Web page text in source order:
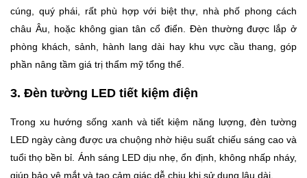
cúng, quý phái, rất phù hợp với biệt thự, nhà phố phong cách
châu Âu, hoặc không gian tân cổ điển. Đèn thường được lắp ở
phòng khách, sảnh, hành lang dài hay khu vực cầu thang, góp
phần nâng tầm giá trị thẩm mỹ tổng thể.
3. Đèn tường LED tiết kiệm điện
Trong xu hướng sống xanh và tiết kiệm năng lượng, đèn tường
LED ngày càng được ưa chuộng nhờ hiệu suất chiếu sáng cao và
tuổi thọ bền bỉ. Ánh sáng LED dịu nhẹ, ổn định, không nhấp nháy,
giúp bảo vệ mắt và tạo cảm giác dễ chịu khi sử dụng lâu dài.